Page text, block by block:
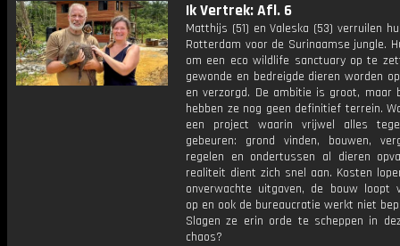
Ik Vertrek: Afl. 6
Matthijs (51) en Valeska (53) verruilen
Rotterdam voor de Surinaamse jungle.
om een eco wildlife sanctuary op te
gewonde en bedreigde dieren worden
en verzorgd. De ambitie is groot, maar
hebben ze nog geen definitief terrein.
een project waarin vrijwel alles
gebeuren: grond vinden, bouwen,
regelen en ondertussen al dieren
realiteit dient zich snel aan. Kosten
onverwachte uitgaven, de bouw loopt
op en ook de bureaucratie werkt niet
Slagen ze erin orde te scheppen in
chaos?